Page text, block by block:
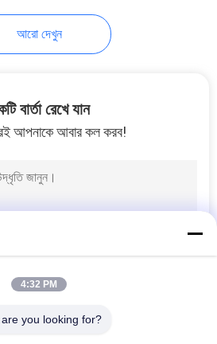
মেশিন
আরো দেখুন
বার্তা রেখে যান
আপনাকে আবার কল করব!
4:32 PM
you looking for?